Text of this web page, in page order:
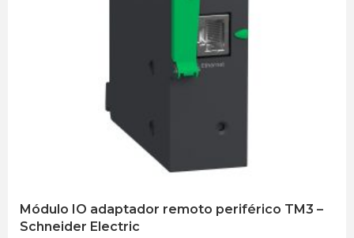
Módulo IO adaptador remoto periférico TM3 –
Schneider Electric